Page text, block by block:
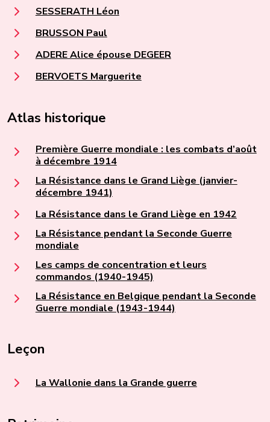
SESSERATH Léon
BRUSSON Paul
ADERE Alice épouse DEGEER
BERVOETS Marguerite
Atlas historique
Première Guerre mondiale : les combats d’août
à décembre 1914
La Résistance dans le Grand Liège (janvier-
décembre 1941)
La Résistance dans le Grand Liège en 1942
La Résistance pendant la Seconde Guerre
mondiale
Les camps de concentration et leurs
commandos (1940-1945)
La Résistance en Belgique pendant la Seconde
Guerre mondiale (1943-1944)
Leçon
La Wallonie dans la Grande guerre